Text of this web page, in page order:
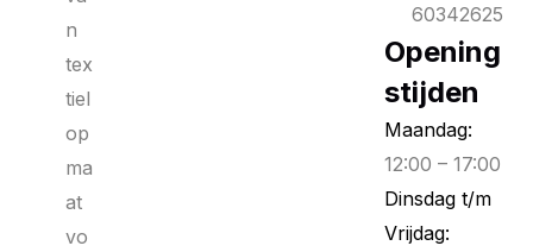
n
tex
tiel
op
ma
at
vo
60342625
Opening
stijden
Maandag:
12:00 – 17:00
Dinsdag t/m
Vrijdag: